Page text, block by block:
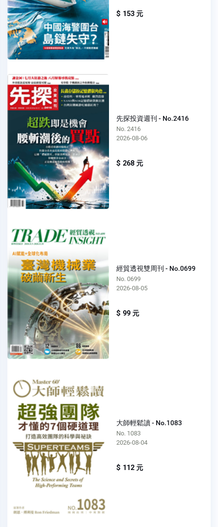
$ 153 元
先探投資週刊 - No.2416
No. 2416
2026-08-06
$ 268 元
經貿透視雙周刊 - No.0699
No. 0699
2026-08-05
$ 99 元
大師輕鬆讀 - No.1083
No. 1083
2026-08-04
$ 112 元